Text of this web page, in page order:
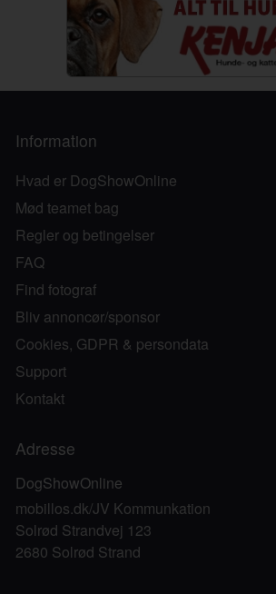
Information
Hvad er DogShowOnline
Mød teamet bag
Regler og betingelser
FAQ
Find fotograf
Bliv annoncør/sponsor
Cookies, GDPR & persondata
Support
Kontakt
Adresse
DogShowOnline
mobillos.dk/JV Kommunkation
Solrød Strandvej 123
2680 Solrød Strand